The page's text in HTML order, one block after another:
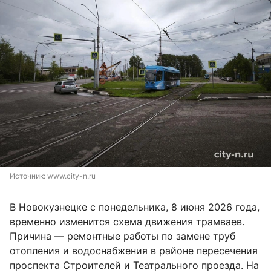
Источник: www.city-n.ru
В Новокузнецке с понедельника, 8 июня 2026 года,
временно изменится схема движения трамваев.
Причина — ремонтные работы по замене труб
отопления и водоснабжения в районе пересечения
проспекта Строителей и Театрального проезда. На